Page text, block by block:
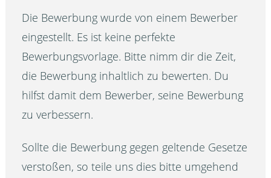
Die Bewerbung wurde von einem Bewerber
eingestellt. Es ist keine perfekte
Bewerbungsvorlage. Bitte nimm dir die Zeit,
die Bewerbung inhaltlich zu bewerten. Du
hilfst damit dem Bewerber, seine Bewerbung
zu verbessern.
Sollte die Bewerbung gegen geltende Gesetze
verstoßen, so teile uns dies bitte umgehend